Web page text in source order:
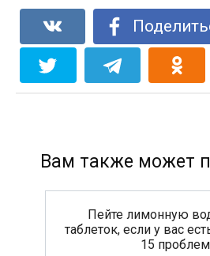
Вам также может
Пейте лимонную
таблеток, если у вас
15